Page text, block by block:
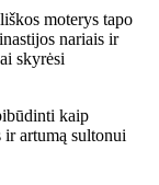
moterys tapo
nariais ir
skyrėsi
kaip
artumą sultonui